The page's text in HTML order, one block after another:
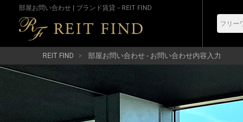
部屋お問い合わせ | ブランド賃貸－REIT FIND
REIT FIND 部屋お問い合わせ - お問い合わせ内容入力